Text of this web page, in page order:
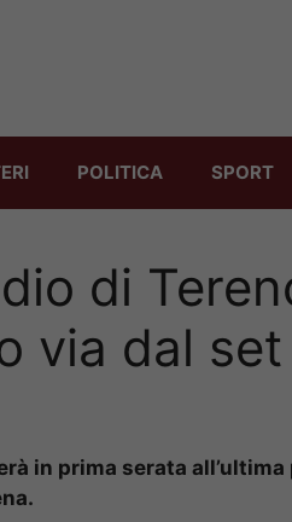
POLITICA SPORT
di
via dal set
in prima serata